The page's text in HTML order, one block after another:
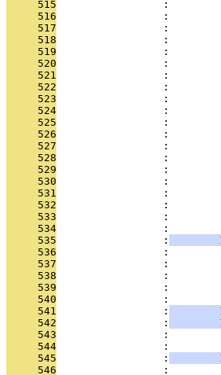
     515
:
     516
:
     517
:
     518
:
     519
:
     520
:
     521
:
     522
:
     523
:
     524
:
     525
:
     526
:
     527
:
     528
:
     529
:
     530
:
     531
:
     532
:
     533
:
     534
:
     535
                 :
     536
:
     537
:
     538
:
     539
:
     540
:
     541
                 :
     542
                 :
     543
:
     544
:
     545
                 :
     546
: